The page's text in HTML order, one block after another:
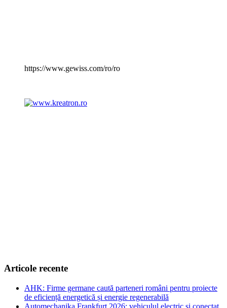
https://www.gewiss.com/ro/ro
Articole recente
AHK: Firme germane caută parteneri români pentru proiecte
de eficiență energetică și energie regenerabilă
Automechanika Frankfurt 2026: vehiculul electric și conectat